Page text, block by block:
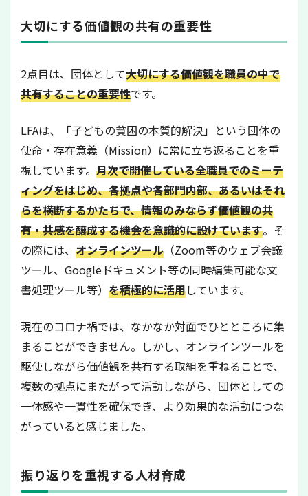
大切にする価値観の共有の重要性
2点目は、団体として大切にする価値観を職員の中で
共有することの重要性です。
LFAは、「子どもの貧困の本質的解決」という団体の
使命・存在意義（Mission）に常に立ち返ることを重
視しています。 月次で開催している全職員でのミーテ
ィングをはじめ、各拠点や各部門内部、あるいはそれ
らを横断するかたちで、情報のみならず価値観の共
有・共感を醸成する機会を意識的に設けています。そ
の際には、 オンラインツール （Zoom等のウェブ会議
ツール、Googleドキュメント等の同時編集可能な文
書処理ツール等） を積極的に活用しています。
現在のコロナ禍では、なかなか対面でひとところに集
まることができません。しかし、オンラインツールを
駆使しながら価値観を共有する取組を重ねることで、
複数の拠点にまたがって活動しながら、団体としての
一体感や一貫性を確保でき、より効果的な活動につな
がっていると感じました。
振り返りを重視する人材育成